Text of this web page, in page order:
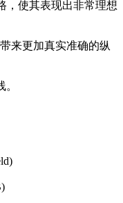
，使其表现出非常理想
来更加真实准确的纵